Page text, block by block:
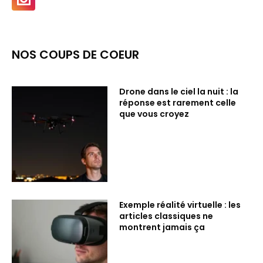
NOS COUPS DE COEUR
Drone dans le ciel la nuit : la
réponse est rarement celle
que vous croyez
Exemple réalité virtuelle : les
articles classiques ne
montrent jamais ça